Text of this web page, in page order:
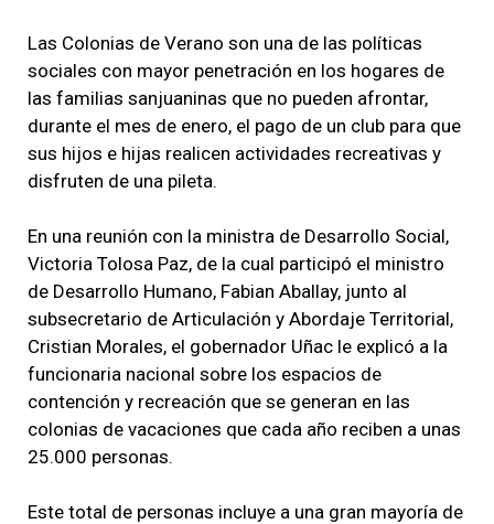
Las Colonias de Verano son una de las políticas
sociales con mayor penetración en los hogares de
las familias sanjuaninas que no pueden afrontar,
durante el mes de enero, el pago de un club para que
sus hijos e hijas realicen actividades recreativas y
disfruten de una pileta.
En una reunión con la ministra de Desarrollo Social,
Victoria Tolosa Paz, de la cual participó el ministro
de Desarrollo Humano, Fabian Aballay, junto al
subsecretario de Articulación y Abordaje Territorial,
Cristian Morales, el gobernador Uñac le explicó a la
funcionaria nacional sobre los espacios de
contención y recreación que se generan en las
colonias de vacaciones que cada año reciben a unas
25.000 personas.
Este total de personas incluye a una gran mayoría de